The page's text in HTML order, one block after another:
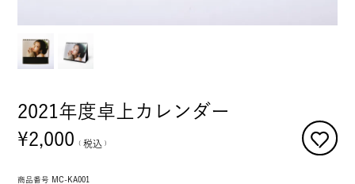
2021年度卓上カレンダー
¥2,000 税込
商品番号 MC-KA001